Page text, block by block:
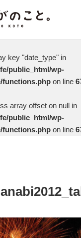
key "date_type" in
public_html/wp-
functions.php on line
array offset on null in
public_html/wp-
functions.php on line